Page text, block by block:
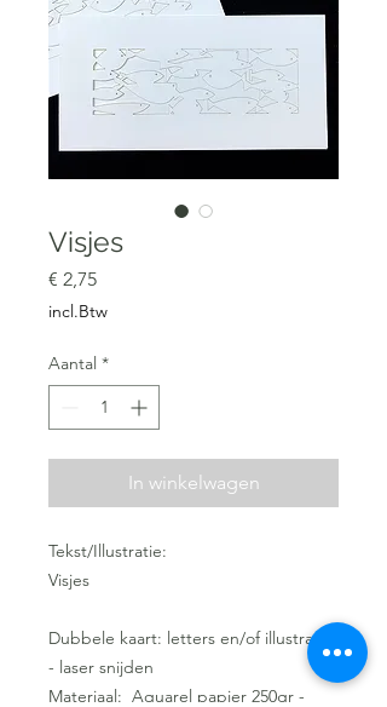
Visjes
€ 2,75Prijs
incl.Btw
Aantal *
In winkelwagen
Tekst/Illustratie:
Visjes
Dubbele kaart: letters en/of illustratie
- laser snijden
Materiaal: Aquarel papier 250gr -